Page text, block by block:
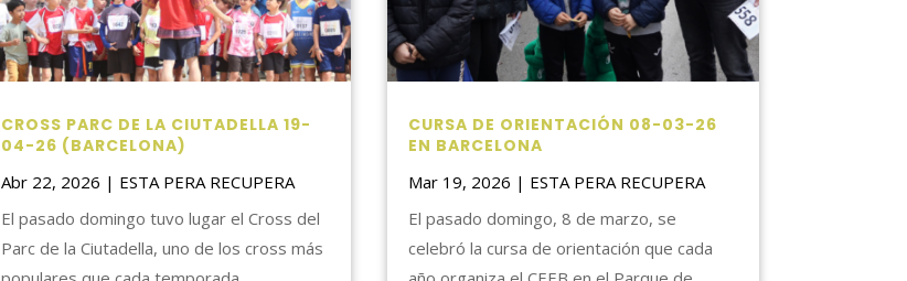
CROSS PARC DE LA CIUTADELLA 19-
04-26 (BARCELONA)
Abr 22, 2026 | ESTA PERA RECUPERA
El pasado domingo tuvo lugar el Cross del
Parc de la Ciutadella, uno de los cross más
CURSA DE ORIENTACIÓN 08-03-26
EN BARCELONA
Mar 19, 2026 | ESTA PERA RECUPERA
El pasado domingo, 8 de marzo, se
celebró la cursa de orientación que cada